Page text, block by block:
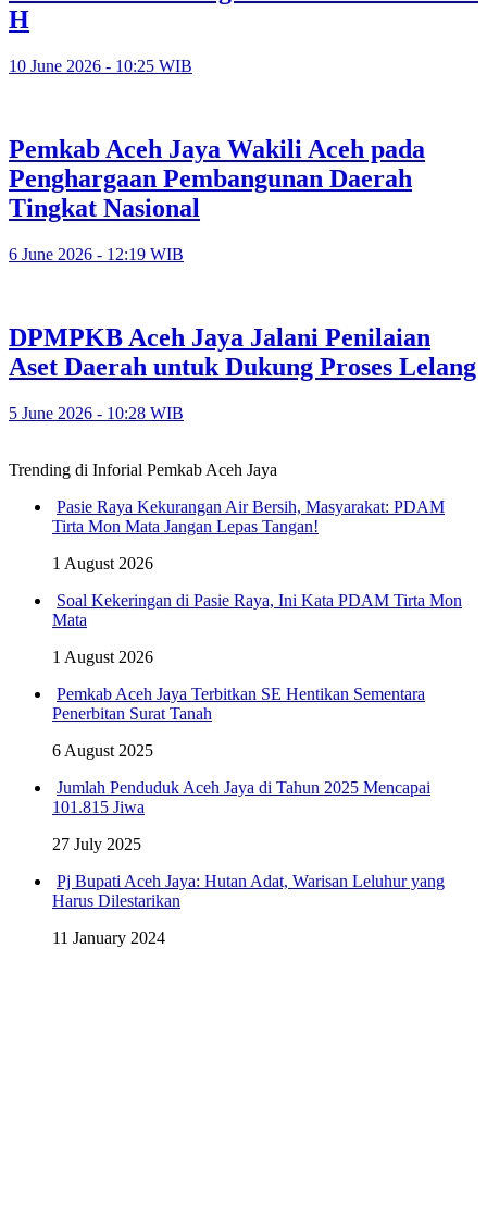
H
10 June 2026 - 10:25 WIB
Pemkab Aceh Jaya Wakili Aceh pada
Penghargaan Pembangunan Daerah
Tingkat Nasional
6 June 2026 - 12:19 WIB
DPMPKB Aceh Jaya Jalani Penilaian
Aset Daerah untuk Dukung Proses Lelang
5 June 2026 - 10:28 WIB
Trending di Inforial Pemkab Aceh Jaya
Pasie Raya Kekurangan Air Bersih, Masyarakat: PDAM
Tirta Mon Mata Jangan Lepas Tangan!
1 August 2026
Soal Kekeringan di Pasie Raya, Ini Kata PDAM Tirta Mon
Mata
1 August 2026
Pemkab Aceh Jaya Terbitkan SE Hentikan Sementara
Penerbitan Surat Tanah
6 August 2025
Jumlah Penduduk Aceh Jaya di Tahun 2025 Mencapai
101.815 Jiwa
27 July 2025
Pj Bupati Aceh Jaya: Hutan Adat, Warisan Leluhur yang
Harus Dilestarikan
11 January 2024